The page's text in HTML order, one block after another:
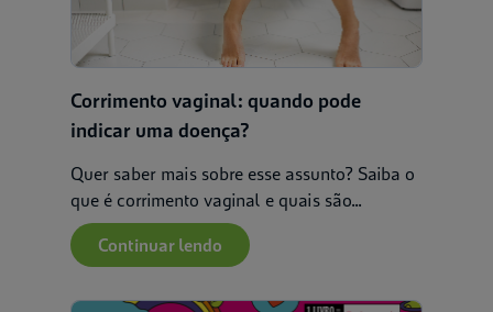
Corrimento vaginal: quando pode
indicar uma doença?
Quer saber mais sobre esse assunto? Saiba o
que é corrimento vaginal e quais são...
Continuar lendo